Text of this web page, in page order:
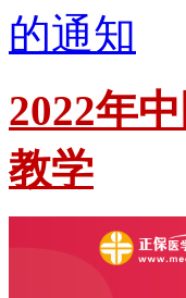
的通知
2022年
教学